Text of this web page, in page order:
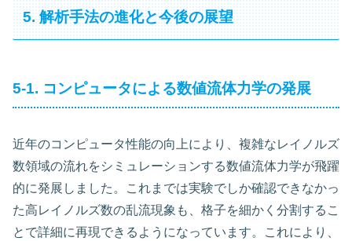
5. 解析手法の進化と今後の展望
5-1. コンピュータによる数値流体力学の発展
近年のコンピュータ性能の向上により、複雑なレイノルズ
数領域の流れをシミュレーションする数値流体力学が飛躍
的に発展しました。これまでは実験でしか確認できなかっ
た高レイノルズ数の乱流現象も、格子を細かく分割するこ
とで詳細に再現できるようになっています。これにより、